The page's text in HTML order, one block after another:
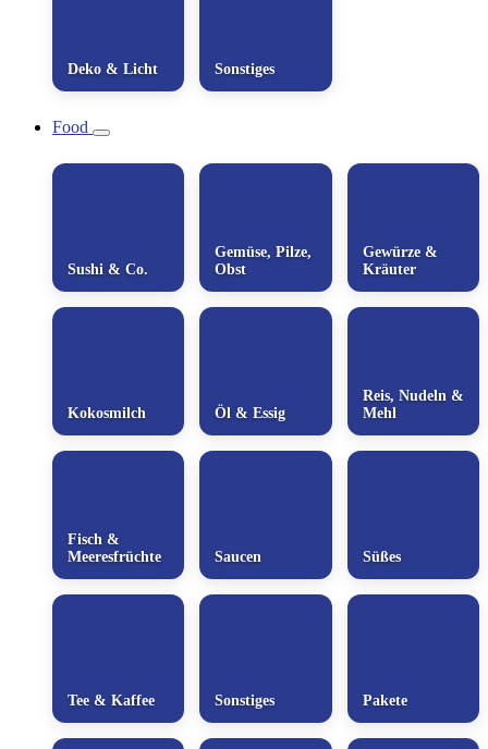
Deko & Licht Sonstiges
Food
Sushi & Co.
Gemüse, Pilze,
Obst
Gewürze &
Kräuter
Kokosmilch Öl & Essig
Reis, Nudeln &
Mehl
Fisch &
Meeresfrüchte
Saucen Süßes
Tee & Kaffee Sonstiges Pakete